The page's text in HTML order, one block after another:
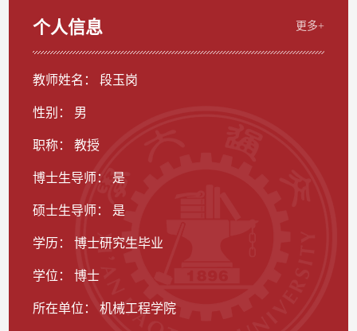
个人信息 更多+
教师姓名： 段玉岗
性别： 男
职称： 教授
博士生导师： 是
硕士生导师： 是
学历： 博士研究生毕业
学位： 博士
所在单位： 机械工程学院